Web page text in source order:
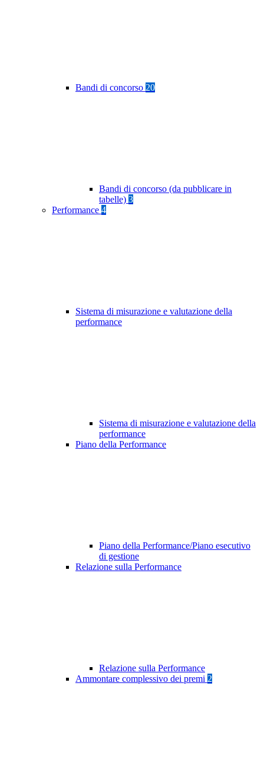
Bandi di concorso 20
Bandi di concorso (da pubblicare in
tabelle) 3
Performance 4
Sistema di misurazione e valutazione della
performance
Sistema di misurazione e valutazione della
performance
Piano della Performance
Piano della Performance/Piano esecutivo
di gestione
Relazione sulla Performance
Relazione sulla Performance
Ammontare complessivo dei premi 2